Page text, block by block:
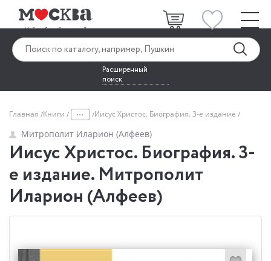
Расширенный
поиск
Главная Книги ... Иисус Христос. Биография. 3-е издание
Митрополит Иларион (Алфеев)
Иисус Христос. Биография. 3-
е издание. Митрополит
Иларион (Алфеев)